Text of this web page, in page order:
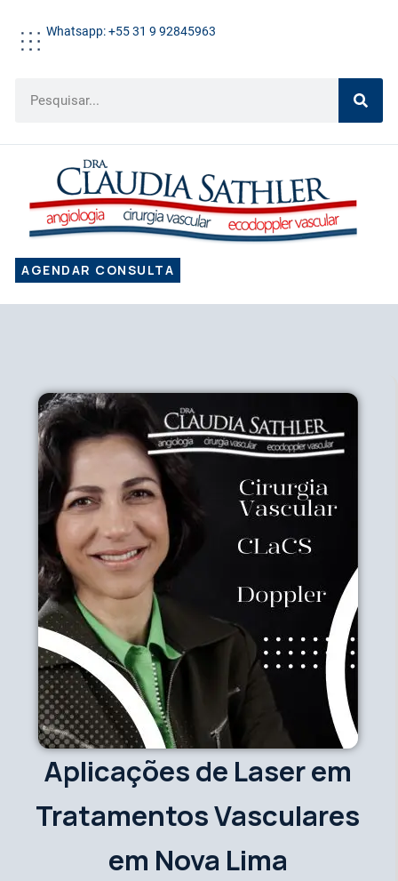
Whatsapp: +55 31 9 92845963
AGENDAR CONSULTA
Aplicações de Laser em
Tratamentos Vasculares
em Nova Lima